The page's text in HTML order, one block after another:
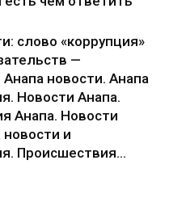
слово «коррупция»
—
новости. Анапа
Новости Анапа.
Анапа. Новости
и
Происшествия...